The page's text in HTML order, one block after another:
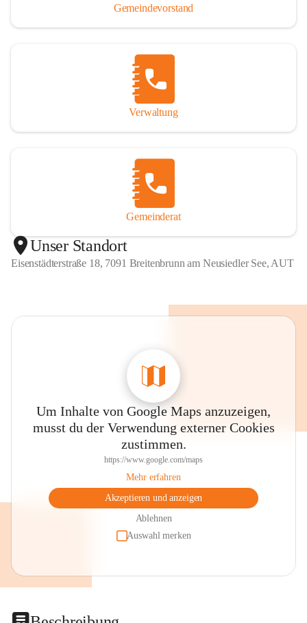
Gemeindevorstand
Verwaltung
Gemeinderat
Unser Standort
Eisenstädterstraße 18, 7091 Breitenbrunn am Neusiedler See, AUT
Um Inhalte von Google Maps anzuzeigen,
musst du der Verwendung externer Cookies
zustimmen.
https://www.google.com/maps
Mehr erfahren
Akzeptieren und anzeigen
Ablehnen
Auswahl merken